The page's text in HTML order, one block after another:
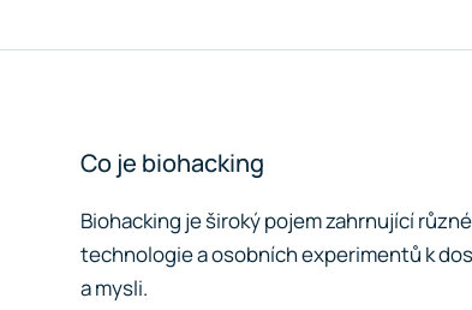
Co je biohacking
Biohacking je široký pojem zahrnující
technologie a osobních experimentů k
a mysli.